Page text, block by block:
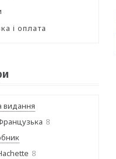
і оплата
видання
8
8